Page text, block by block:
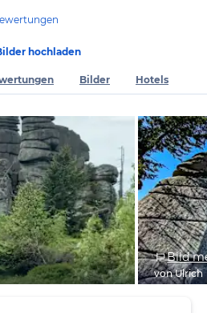
hochladen
Bilder Hotels
Bild
von Ulrich